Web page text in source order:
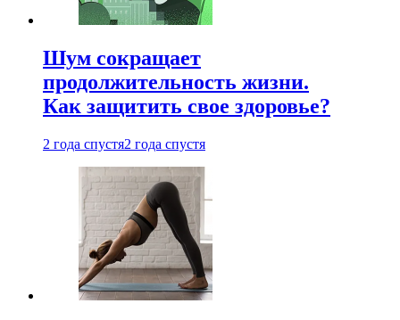
Шум сокращает
продолжительность жизни.
Как защитить свое здоровье?
2 года спустя2 года спустя